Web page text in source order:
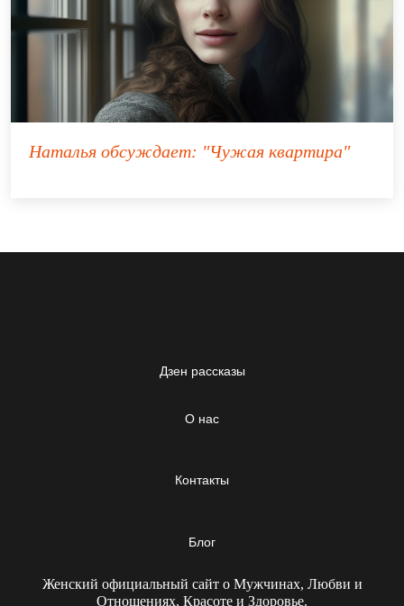
Наталья обсуждает: "Чужая квартира"
Дзен рассказы
О нас
Контакты
Блог
Женский официальный сайт о Мужчинах, Любви и
Отношениях, Красоте и Здоровье.